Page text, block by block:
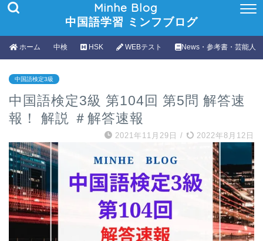
Minhe Blog
中国語学習 ミンフブログ
ホーム 中検 HSK WEBテスト News・参考書・芸能人
中国語検定3級
中国語検定3級 第104回 第5問 解答速
報！ 解説 ＃解答速報
2021年11月29日 / 2022年8月12日